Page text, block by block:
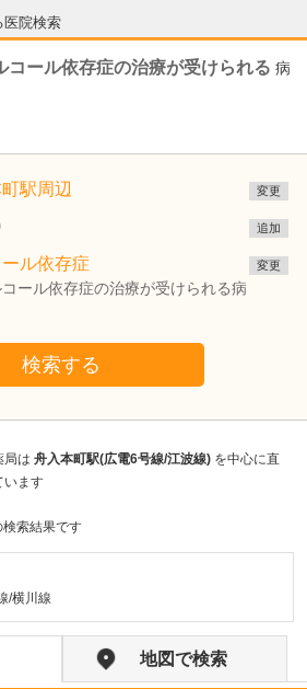
医院検索
コール依存症の治療が受けられる 病
駅周辺 変更
追加
ル依存症
ール依存症の治療が受けられる病
変更
検索する
局は 舟入本町駅(広電6号線/江波線) を中心に直
います
検索結果です
/横川線
地図で検索